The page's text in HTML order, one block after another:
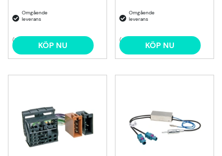
(1) KÖP NU (2) KÖP NU